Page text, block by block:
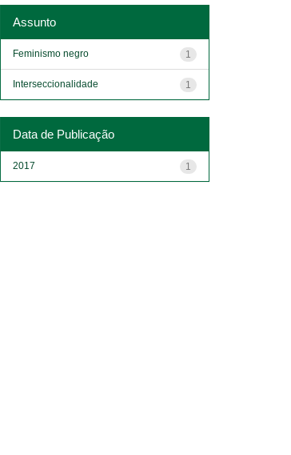
Assunto
1
Feminismo negro
1
Interseccionalidade
Data de Publicação
1
2017